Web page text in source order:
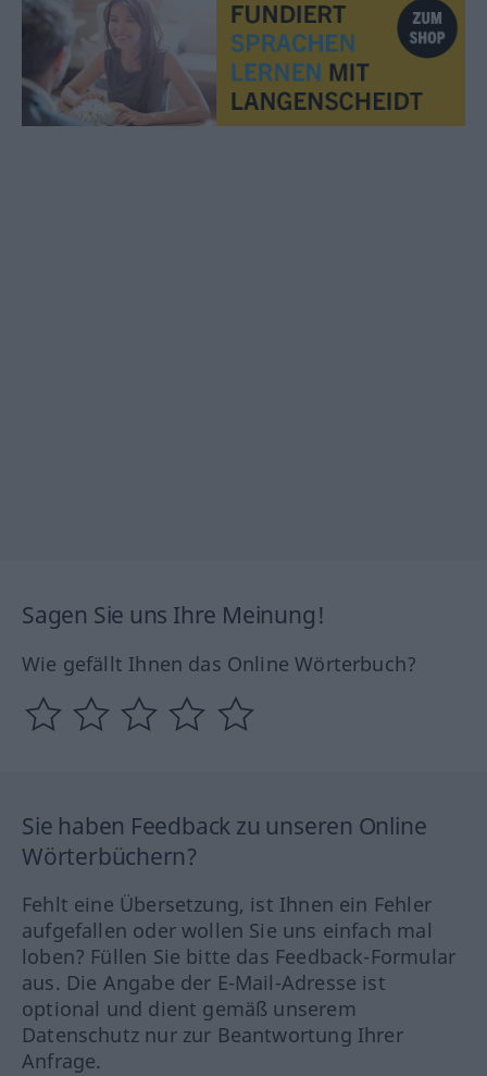
Sagen Sie uns Ihre Meinung!
Wie gefällt Ihnen das Online Wörterbuch?
Sie haben Feedback zu unseren Online
Wörterbüchern?
Fehlt eine Übersetzung, ist Ihnen ein Fehler
aufgefallen oder wollen Sie uns einfach mal
loben? Füllen Sie bitte das Feedback-Formular
aus. Die Angabe der E-Mail-Adresse ist
optional und dient gemäß unserem
Datenschutz nur zur Beantwortung Ihrer
Anfrage.